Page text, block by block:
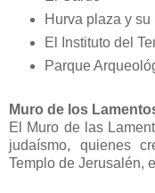
Hurva plaza y su
El Instituto del
Parque
Muro de los
El Muro de las
judaísmo, quienes
Templo de Jerusalén,